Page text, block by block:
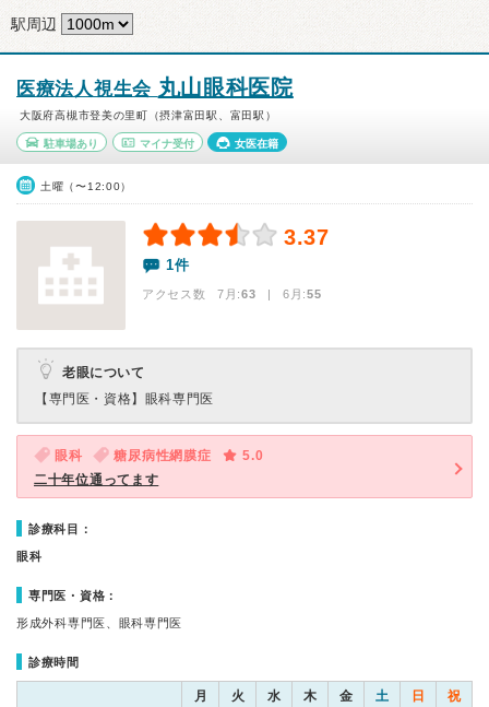
駅周辺
医療法人視生会 丸山眼科医院
大阪府高槻市登美の里町（摂津富田駅、富田駅）
駐車場あり マイナ受付 女医在籍
土曜（〜12:00）
3.37
1件
アクセス数 7月:63 | 6月:55
老眼について
【専門医・資格】 眼科専門医
眼科 糖尿病性網膜症
5.0
二十年位通ってます
診療科目：
眼科
専門医・資格：
形成外科専門医、眼科専門医
診療時間
月 火 水 木 金 土 日 祝